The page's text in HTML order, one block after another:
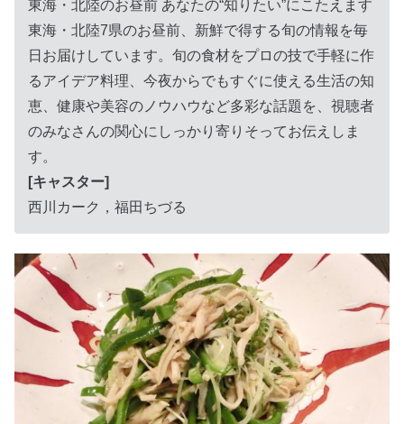
東海・北陸のお昼前 あなたの“知りたい”にこたえます
東海・北陸7県のお昼前、新鮮で得する旬の情報を毎
日お届けしています。旬の食材をプロの技で手軽に作
るアイデア料理、今夜からでもすぐに使える生活の知
恵、健康や美容のノウハウなど多彩な話題を、視聴者
のみなさんの関心にしっかり寄りそってお伝えしま
す。
[キャスター]
西川カーク，福田ちづる